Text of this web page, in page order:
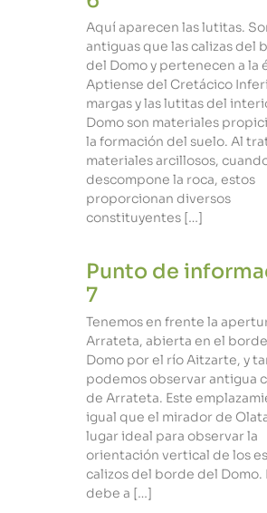
Aquí aparecen las lutitas.
antiguas que las calizas del
del Domo y pertenecen a la
Aptiense del Cretácico
margas y las lutitas del
Domo son materiales
la formación del suelo. Al
materiales arcillosos,
descompone la roca, estos
proporcionan diversos
constituyentes […]
Punto de
7
Tenemos en frente la
Arrateta, abierta en el
Domo por el río Aitzarte, y
podemos observar antigua
de Arrateta. Este
igual que el mirador de
lugar ideal para observar la
orientación vertical de los
calizos del borde del Domo.
debe a […]